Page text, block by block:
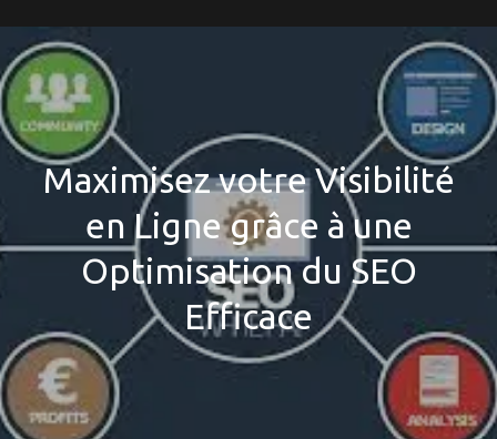
Maximisez votre Visibilité
en Ligne grâce à une
Optimisation du SEO
Efficace